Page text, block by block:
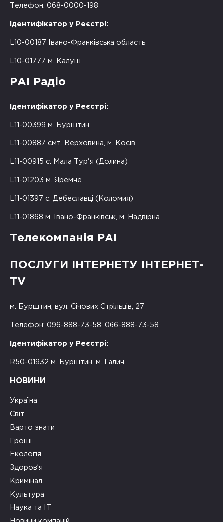
Телефон: 068-0000-198
Ідентифікатор у Реєстрі:
L10-00187 Івано-Франківська область
L10-01777 м. Калуш
РАІ Радіо
Ідентифікатор у Реєстрі:
L11-00399 м. Бурштин
L11-00887 смт. Верховина, м. Косів
L11-00915 с. Мала Тур'я (Долина)
L11-01203 м. Яремче
L11-01397 с. Дебеславці (Коломия)
L11-01868 м. Івано-Франківськ, м. Надвірна
Телекомпанія РАІ
ПОСЛУГИ ІНТЕРНЕТУ ІНТЕРНЕТ-
TV
м. Бурштин, вул. Січових Стрільців, 27
Телефон: 096-888-73-58, 066-888-73-58
Ідентифікатор у Реєстрі:
R50-01932 м. Бурштин, м. Галич
НОВИНИ
Україна
Світ
Варто знати
Гроші
Екологія
Здоров’я
Кримінал
Культура
Наука та ІТ